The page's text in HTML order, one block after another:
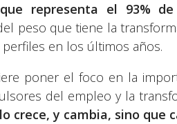
representa el 93%
peso que tiene la
en los últimos años.
poner el foco en la
del empleo y la
crece, y cambia, sino que